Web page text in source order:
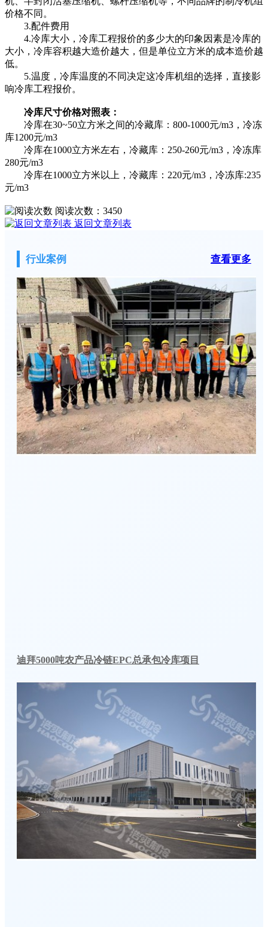
价格不同。
3.配件费用
4.冷库大小，冷库工程报价的多少大的印象因素是冷库的
大小，冷库容积越大造价越大，但是单位立方米的成本造价越
低。
5.温度，冷库温度的不同决定这冷库机组的选择，直接影
响冷库工程报价。
冷库尺寸价格对照表：
冷库在30~50立方米之间的冷藏库：800-1000元/m3，冷冻
库1200元/m3
冷库在1000立方米左右，冷藏库：250-260元/m3，冷冻库
280元/m3
冷库在1000立方米以上，冷藏库：220元/m3，冷冻库:235
元/m3
阅读次数： 3450
返回文章列表
行业案例 查看更多
迪拜5000吨农产品冷链EPC总承包冷库项目